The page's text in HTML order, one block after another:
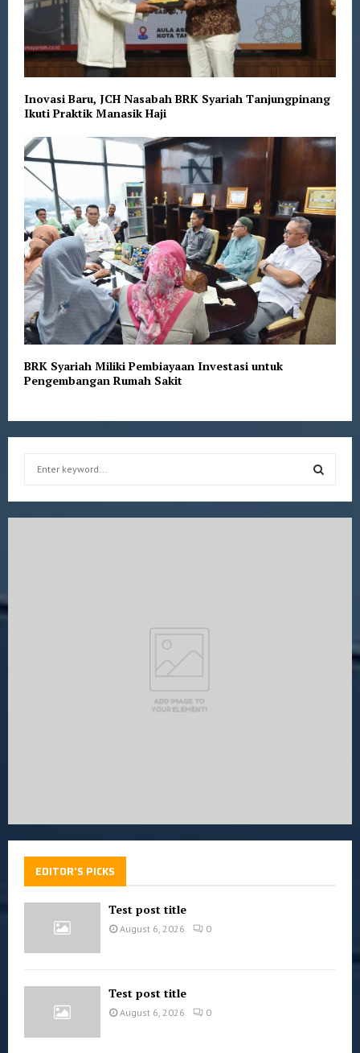
Inovasi Baru, JCH Nasabah BRK Syariah Tanjungpinang
Ikuti Praktik Manasik Haji
BRK Syariah Miliki Pembiayaan Investasi untuk
Pengembangan Rumah Sakit
S
EDITOR'S PICKS
Test post title
August 6, 2026 0
Test post title
August 6, 2026 0